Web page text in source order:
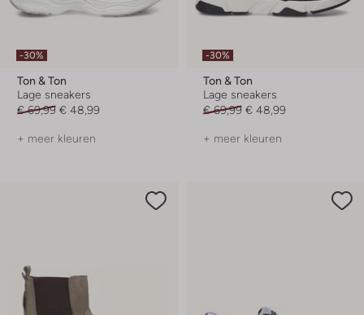
-30%
Ton & Ton
Lage sneakers
€ 69,99 € 48,99
+ meer kleuren
-30%
Ton & Ton
Lage sneakers
€ 69,99 € 48,99
+ meer kleuren